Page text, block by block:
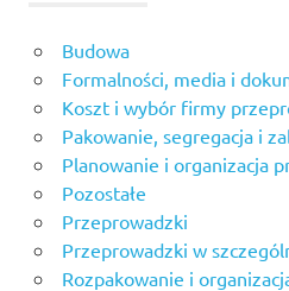
Budowa
Formalności, media i
Koszt i wybór firmy
Pakowanie, segregacja i
Planowanie i organizacja
Pozostałe
Przeprowadzki
Przeprowadzki w
Rozpakowanie i